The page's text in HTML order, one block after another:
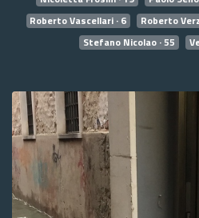
Roberto Vascellari · 6
Roberto
Stefano Nicolao · 55